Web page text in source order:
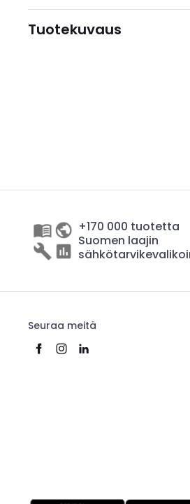
Tuotekuvaus
+170 000 tuotetta
Suomen laajin
Seuraa meitä